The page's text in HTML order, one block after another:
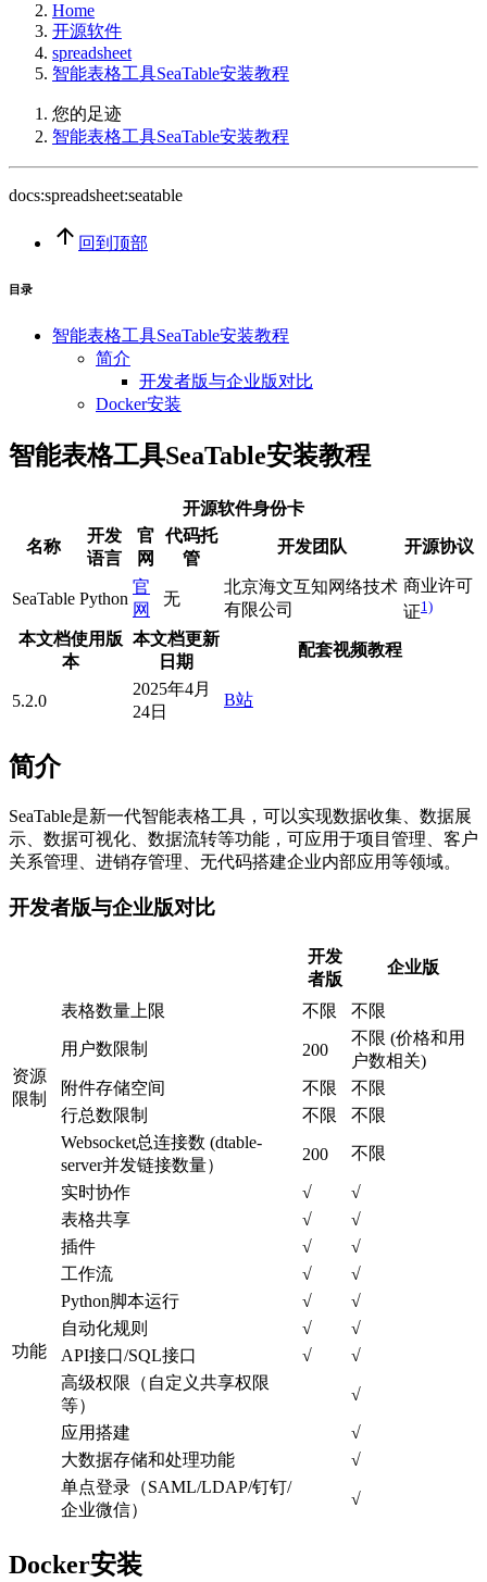
Home
开源软件
spreadsheet
智能表格工具SeaTable安装教程
您的足迹
智能表格工具SeaTable安装教程
docs:spreadsheet:seatable
回到顶部
目录
智能表格工具SeaTable安装教程
简介
开发者版与企业版对比
Docker安装
智能表格工具SeaTable安装教程
开源软件身份卡
名称
开发
语言
官
网
代码托
管
开发团队 开源协议
SeaTable Python
官
网
无
北京海文互知网络技术
有限公司
商业许可
证1)
本文档使用版
本
本文档更新
日期
配套视频教程
5.2.0
2025年4月
24日
B站
简介
SeaTable是新一代智能表格工具，可以实现数据收集、数据展
示、数据可视化、数据流转等功能，可应用于项目管理、客户
关系管理、进销存管理、无代码搭建企业内部应用等领域。
开发者版与企业版对比
开发
者版
企业版
资源
限制
表格数量上限 不限 不限
用户数限制 200
不限 (价格和用
户数相关)
附件存储空间
不限
不限
行总数限制
不限
不限
Websocket总连接数 (dtable-
server并发链接数量）
200 不限
功能
实时协作 √
√
表格共享
√
√
插件
√
√
工作流
√
√
Python脚本运行
√
√
自动化规则
√
√
API接口/SQL接口
√
√
高级权限（自定义共享权限
等）
√
应用搭建
√
大数据存储和处理功能
√
单点登录（SAML/LDAP/钉钉/
企业微信）
√
Docker安装